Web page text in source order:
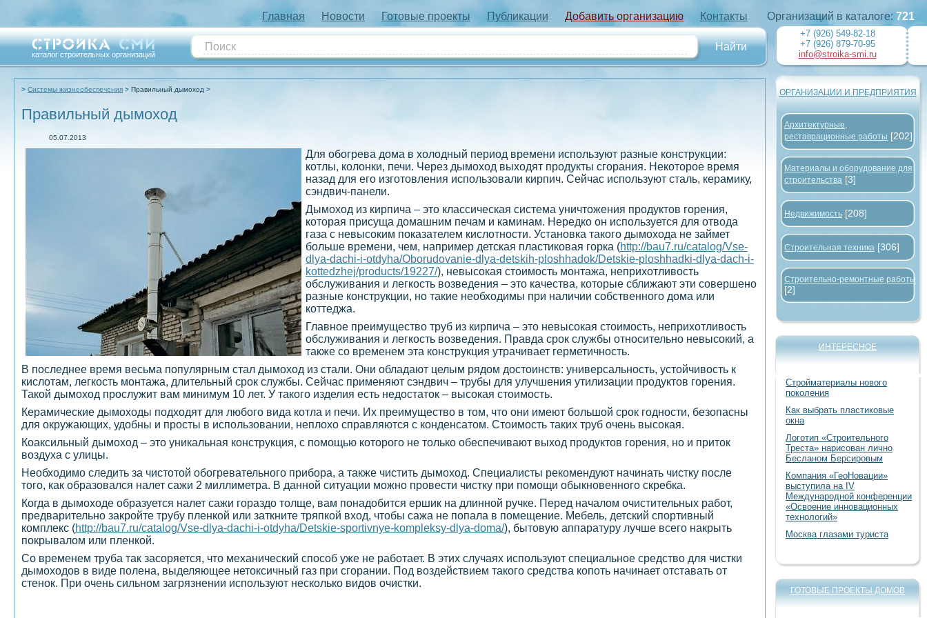
Главная Новости Готовые проекты Публикации Добавить организацию Контакты
каталог строительных организаций
Системы жизнеобеспечения Правильный дымоход
Правильный дымоход
05.07.2013
Для обогрева дома в холодный период времени используют разные конструкции:
котлы, колонки, печи. Через дымоход выходят продукты сгорания. Некоторое время
назад для его изготовления использовали кирпич. Сейчас используют сталь, керамику,
сэндвич-панели.
Дымоход из кирпича – это классическая система уничтожения продуктов горения,
которая присуща домашним печам и каминам. Нередко он используется для отвода
газа с невысоким показателем кислотности. Установка такого дымохода не займет
больше времени, чем, например детская пластиковая горка (http://bau7.ru/catalog/Vse-
dlya-dachi-i-otdyha/Oborudovanie-dlya-detskih-ploshhadok/Detskie-ploshhadki-dlya-dach-i-
kottedzhej/products/19227/), невысокая стоимость монтажа, неприхотливость
обслуживания и легкость возведения – это качества, которые сближают эти совершено
разные конструкции, но такие необходимы при наличии собственного дома или
коттеджа.
Главное преимущество труб из кирпича – это невысокая стоимость, неприхотливость
обслуживания и легкость возведения. Правда срок службы относительно невысокий, а
также со временем эта конструкция утрачивает герметичность.
В последнее время весьма популярным стал дымоход из стали. Они обладают целым рядом достоинств: универсальность, устойчивость к
кислотам, легкость монтажа, длительный срок службы. Сейчас применяют сэндвич – трубы для улучшения утилизации продуктов горения.
Такой дымоход прослужит вам минимум 10 лет. У такого изделия есть недостаток – высокая стоимость.
Керамические дымоходы подходят для любого вида котла и печи. Их преимущество в том, что они имеют большой срок годности, безопасны
для окружающих, удобны и просты в использовании, неплохо справляются с конденсатом. Стоимость таких труб очень высокая.
Коаксильный дымоход – это уникальная конструкция, с помощью которого не только обеспечивают выход продуктов горения, но и приток
воздуха с улицы.
Необходимо следить за чистотой обогревательного прибора, а также чистить дымоход. Специалисты рекомендуют начинать чистку после
того, как образовался налет сажи 2 миллиметра. В данной ситуации можно провести чистку при помощи обыкновенного скребка.
Когда в дымоходе образуется налет сажи гораздо толще, вам понадобится ершик на длинной ручке. Перед началом очистительных работ,
предварительно закройте трубу пленкой или заткните тряпкой вход, чтобы сажа не попала в помещение. Мебель, детский спортивный
комплекс (http://bau7.ru/catalog/Vse-dlya-dachi-i-otdyha/Detskie-sportivnye-kompleksy-dlya-doma/), бытовую аппаратуру лучше всего накрыть
покрывалом или пленкой.
Со временем труба так засоряется, что механический способ уже не работает. В этих случаях используют специальное средство для чистки
дымоходов в виде полена, выделяющее нетоксичный газ при сгорании. Под воздействием такого средства копоть начинает отставать от
стенок. При очень сильном загрязнении используют несколько видов очистки.
Организаций в каталоге: 721
+7 (926) 549-82-18
+7 (926) 879-70-95
info@stroika-smi.ru
ОРГАНИЗАЦИИ И ПРЕДПРИЯТИЯ
Архитектурные,
реставрационные работы [202]
Материалы и оборудование для
строительства [3]
Недвижимость [208]
Строительная техника [306]
Строительно-ремонтные работы
[2]
ИНТЕРЕСНОЕ
Стройматериалы нового
поколения
Как выбрать пластиковые
окна
Логотип «Строительного
Треста» нарисован лично
Бесланом Берсировым
Компания «ГеоНовации»
выступила на IV
Международной конференции
«Освоение инновационных
технологий»
Москва глазами туриста
ГОТОВЫЕ ПРОЕКТЫ ДОМОВ